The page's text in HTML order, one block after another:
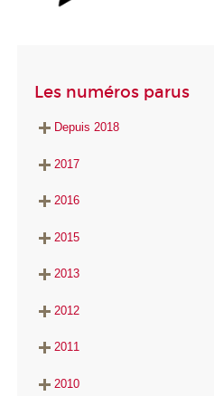
Les numéros parus
Depuis 2018
2017
2016
2015
2013
2012
2011
2010